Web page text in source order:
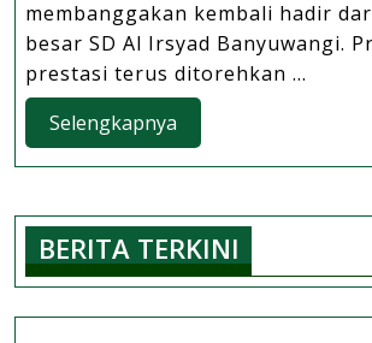
Al
Irsyad
Banyuwangi
Kembali
Torehkan
Tingkat
Provinsi
pada
Jenius
membanggakan kembali hadir
besar SD Al Irsyad Banyuwangi.
prestasi terus ditorehkan ...
Selengkapnya
BERITA TERKINI